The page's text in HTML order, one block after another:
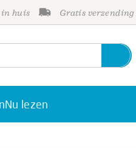
in huis Gratis
Nu lezen